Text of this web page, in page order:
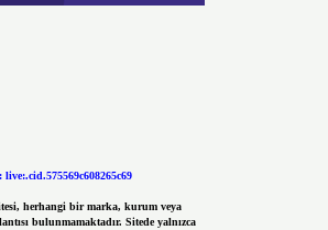
live:.cid.575569c608265c69
herhangi bir marka, kurum veya
bulunmamaktadır. Sitede yalnızca